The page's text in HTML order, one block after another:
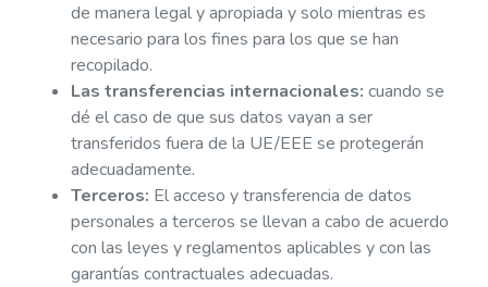
de manera legal y apropiada y solo mientras es
necesario para los fines para los que se han
recopilado.
Las transferencias internacionales: cuando se
dé el caso de que sus datos vayan a ser
transferidos fuera de la UE/EEE se protegerán
adecuadamente.
Terceros: El acceso y transferencia de datos
personales a terceros se llevan a cabo de acuerdo
con las leyes y reglamentos aplicables y con las
garantías contractuales adecuadas.